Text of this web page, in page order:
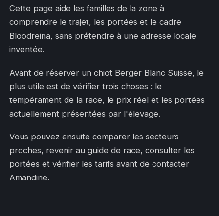
Cette page aide les familles de la zone à
comprendre le trajet, les portées et le cadre
Bloodreina, sans prétendre à une adresse locale
inventée.
Avant de réserver un chiot Berger Blanc Suisse, le
plus utile est de vérifier trois choses : le
tempérament de la race, le prix réel et les portées
actuellement présentées par l'élevage.
Vous pouvez ensuite comparer les secteurs
proches, revenir au guide de race, consulter les
portées et vérifier les tarifs avant de contacter
Amandine.